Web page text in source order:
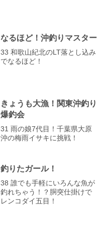
なるほど！沖釣りマスター
33 和歌山紀北のLT落とし込み
でなるほど！
きょうも大漁！関東沖釣り
爆釣会
31 雨の娘7代目！千葉県大原
沖の梅雨イサキに挑戦！
釣りたガール！
38 誰でも手軽にいろんな魚が
釣れちゃう！？胴突仕掛けで
レンコダイ五目！